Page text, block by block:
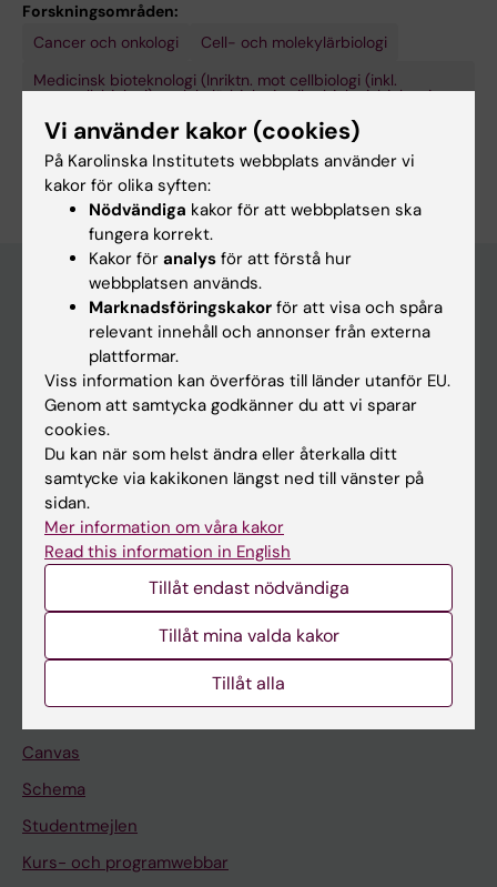
Forskningsområden:
Cancer och onkologi
Cell- och molekylärbiologi
Medicinsk bioteknologi (Inriktn. mot cellbiologi (inkl.
stamcellsbiologi), molekylärbiologi, mikrobiologi, biokemi
Är du Anthony Wright?
Redigera din profil
Huvudmeny
Utbildning
Forskarutbildning
Forskning
Om KI
På gång
Kalender
Canvas
Schema
Studentmejlen
Kurs- och programwebbar
Vi använder kakor (cookies)
På Karolinska Institutets webbplats använder vi
kakor för olika syften:
Nödvändiga kakor för att webbplatsen ska
fungera korrekt.
Kakor för analys för att förstå hur
webbplatsen används.
Marknadsföringskakor för att visa och spåra
relevant innehåll och annonser från externa
plattformar.
Viss information kan överföras till länder utanför EU.
Genom att samtycka godkänner du att vi sparar
cookies.
Du kan när som helst ändra eller återkalla ditt
samtycke via kakikonen längst ned till vänster på
sidan.
Mer information om våra kakor
Read this information in English
Tillåt endast nödvändiga
Tillåt mina valda kakor
Tillåt alla